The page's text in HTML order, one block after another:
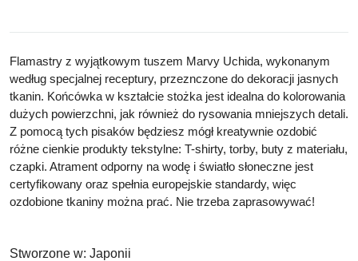
Flamastry z wyjątkowym tuszem Marvy Uchida, wykonanym
według specjalnej receptury, przeznczone do dekoracji jasnych
tkanin. Końcówka w kształcie stożka jest idealna do kolorowania
dużych powierzchni, jak również do rysowania mniejszych detali.
Z pomocą tych pisaków będziesz mógł kreatywnie ozdobić
różne cienkie produkty tekstylne: T-shirty, torby, buty z materiału,
czapki. Atrament odporny na wodę i światło słoneczne jest
certyfikowany oraz spełnia europejskie standardy, więc
ozdobione tkaniny można prać. Nie trzeba zaprasowywać!
Stworzone w: Japonii